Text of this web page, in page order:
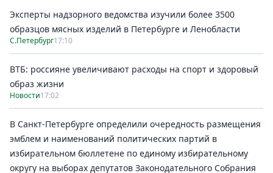
Эксперты надзорного ведомства изучили более 3500
образцов мясных изделий в Петербурге и Ленобласти
С.Петербург17:10
ВТБ: россияне увеличивают расходы на спорт и здоровый
образ жизни
Новости17:02
В Санкт-Петербурге определили очередность размещения
эмблем и наименований политических партий в
избирательном бюллетене по единому избирательному
округу на выборах депутатов Законодательного Собрания